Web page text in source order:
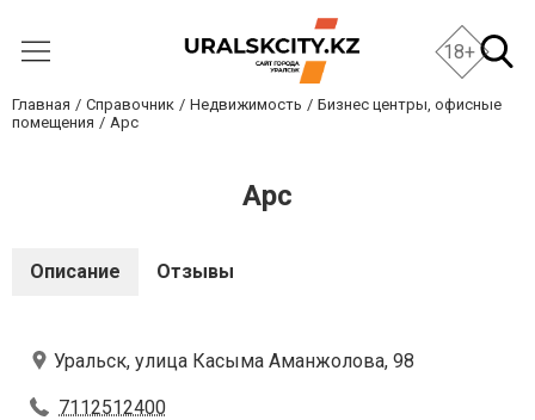
18+
Главная Справочник Недвижимость
Бизнес центры, офисные
помещения
Арс
Арс
Описание Отзывы
Уральск, улица Касыма Аманжолова, 98
7112512400